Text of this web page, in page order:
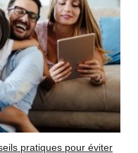
pratiques pour éviter